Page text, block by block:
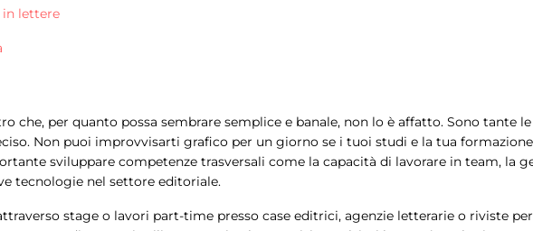
in lettere
che, per quanto possa sembrare semplice e banale, non lo è affatto. Sono tante
Non puoi improvvisarti grafico per un giorno se i tuoi studi e la tua
sviluppare competenze trasversali come la capacità di lavorare in team, la
tecnologie nel settore editoriale.
stage o lavori part-time presso case editrici, agenzie letterarie o riviste